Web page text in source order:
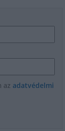
az adatvédelmi